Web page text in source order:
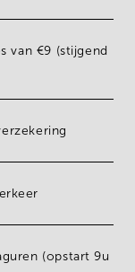
van €9 (stijgend
(opstart 9u